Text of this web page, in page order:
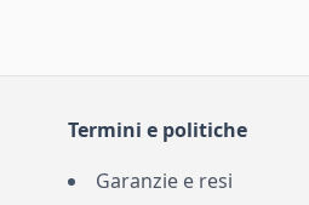
Termini e politiche
Garanzie e resi